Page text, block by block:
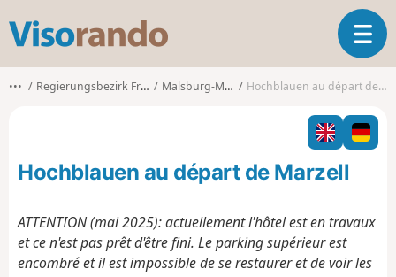
s
o
o
O
u
i
r
l
v
g
••• Regierungsbezirk Freiburg Malsburg-Marzell Hochblauen au départ de Marzell
Hochblauen au départ de Marzell
ATTENTION (mai 2025): actuellement l'hôtel est en travaux
et ce n'est pas prêt d'être fini. Le parking supérieur est
encombré et il est impossible de se restaurer et de voir les